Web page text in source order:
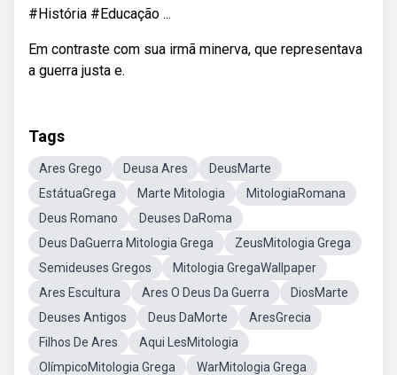
#História #Educação ...
Em contraste com sua irmã minerva, que representava
a guerra justa e.
Tags
Ares Grego Deusa Ares
DeusMarte
EstátuaGrega
Marte Mitologia
MitologiaRomana
Deus Romano
Deuses DaRoma
Deus DaGuerra Mitologia Grega
ZeusMitologia Grega
Semideuses Gregos
Mitologia GregaWallpaper
Ares Escultura
Ares O Deus Da Guerra
DiosMarte
Deuses Antigos
Deus DaMorte
AresGrecia
Filhos De Ares
Aqui LesMitologia
OlímpicoMitologia Grega
WarMitologia Grega